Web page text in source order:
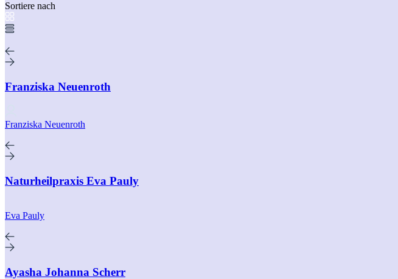
Sortiere nach
Franziska Neuenroth
Franziska Neuenroth
Naturheilpraxis Eva Pauly
Eva Pauly
Ayasha Johanna Scherr